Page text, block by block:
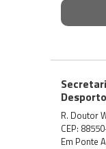
Desporto
R. Doutor
CEP:
Em Ponte